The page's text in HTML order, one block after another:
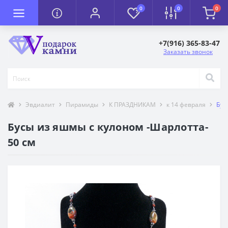
0 0 0
+7(916) 365-83-47
Заказать звонок
Эвдиалит Пирамиды К ПРАЗДНИКАМ к 14 февраля
Бусы из яшмы с кулоном -Шарлотта-
50 см